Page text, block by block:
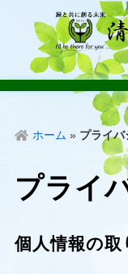
ホーム » プライバ
プライ
個人情報の